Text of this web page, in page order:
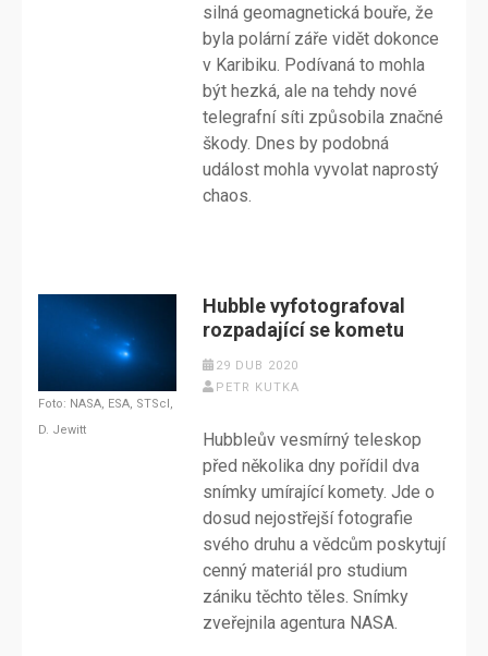
silná geomagnetická bouře, že
byla polární záře vidět dokonce
v Karibiku. Podívaná to mohla
být hezká, ale na tehdy nové
telegrafní síti způsobila značné
škody. Dnes by podobná
událost mohla vyvolat naprostý
chaos.
Foto: NASA, ESA, STScI,
D. Jewitt
Hubble vyfotografoval
rozpadající se kometu
29 DUB 2020
PETR KUTKA
Hubbleův vesmírný teleskop
před několika dny pořídil dva
snímky umírající komety. Jde o
dosud nejostřejší fotografie
svého druhu a vědcům poskytují
cenný materiál pro studium
zániku těchto těles. Snímky
zveřejnila agentura NASA.